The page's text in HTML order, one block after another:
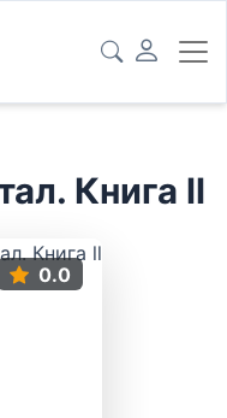
Книга ll
0.0